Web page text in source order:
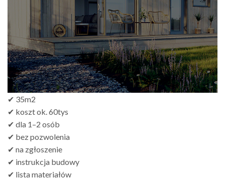
✔ 35m2
✔ koszt ok. 60tys
✔ dla 1–2 osób
✔ bez pozwolenia
✔ na zgłoszenie
✔ instrukcja budowy
✔ lista materiałów